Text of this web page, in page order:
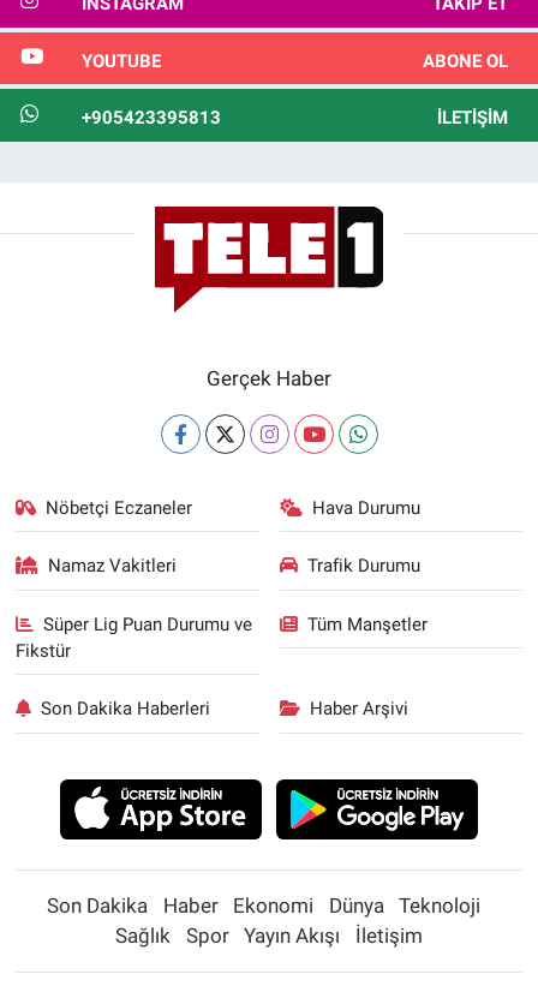
YOUTUBE ABONE OL
+905423395813 İLETIŞIM
Gerçek Haber
Nöbetçi Eczaneler Hava Durumu
Namaz Vakitleri Trafik Durumu
Süper Lig Puan Durumu ve
Fikstür
Tüm Manşetler
Son Dakika Haberleri Haber Arşivi
Son Dakika Haber Ekonomi Dünya
Teknoloji
Sağlık
Spor Yayın Akışı İletişim